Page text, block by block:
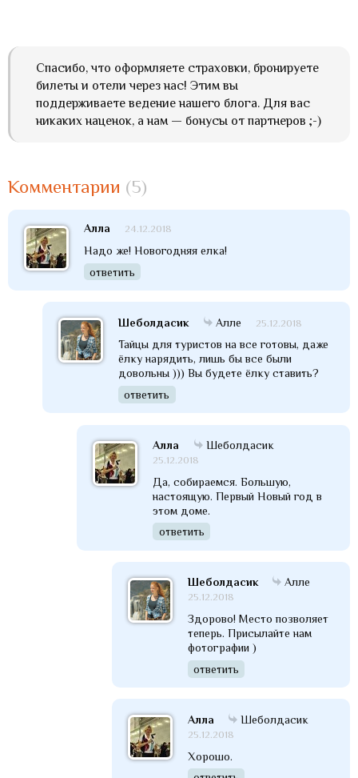
Спасибо, что оформляете страховки, бронируете
билеты и отели через нас! Этим вы
поддерживаете ведение нашего блога. Для вас
никаких наценок, а нам — бонусы от партнеров ;-)
Комментарии (5)
Алла 24.12.2018
Надо же! Новогодняя елка!
ответить
Шеболдасик Алле 25.12.2018
Тайцы для туристов на все готовы, даже
ёлку нарядить, лишь бы все были
довольны ))) Вы будете ёлку ставить?
ответить
Алла Шеболдасик
25.12.2018
Да, собираемся. Большую,
настоящую. Первый Новый год в
этом доме.
ответить
Шеболдасик Алле
25.12.2018
Здорово! Место позволяет
теперь. Присылайте нам
фотографии )
ответить
Алла Шеболдасик
25.12.2018
Хорошо.